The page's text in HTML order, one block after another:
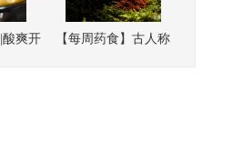
酸爽开
【每周药食】古人称